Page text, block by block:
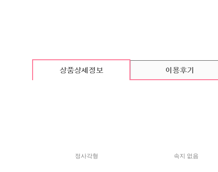
카드 기본구성
(상품의 기본구성은 카드, 봉투, 스티커로 이루어져 있습니다.)
정사각형 속지 없음